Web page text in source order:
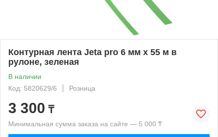
Контурная лента Jeta pro 6 мм х 55 м в
рулоне, зеленая
В наличии
Код: 5820629/6
Розница
3 300 ₸
Минимальная сумма заказа на сайте — 5 000 ₸